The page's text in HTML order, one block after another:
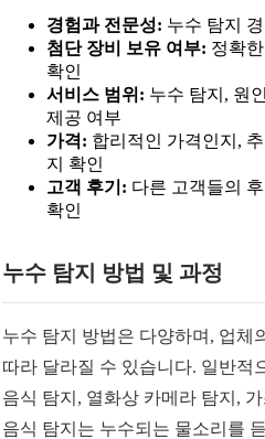
경험과 전문성: 누수 탐지
첨단 장비 보유 여부: 정확
확인
서비스 범위: 누수 탐지, 원
제공 여부
가격: 합리적인 가격인지,
지 확인
고객 후기: 다른 고객들의
확인
누수 탐지 방법 및 과정
누수 탐지 방법은 다양하며, 업체
따라 달라질 수 있습니다. 일반적
음식 탐지, 열화상 카메라 탐지,
음식 탐지는 누수되는 물소리를